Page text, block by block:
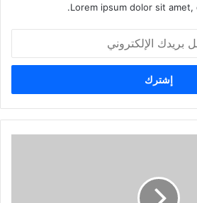
Lorem ipsum dolor sit amet,